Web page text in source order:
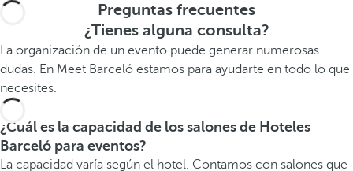
Preguntas frecuentes
¿Tienes alguna consulta?
La organización de un evento puede generar numerosas
dudas. En Meet Barceló estamos para ayudarte en todo lo que
necesites.
¿Cuál es la capacidad de los salones de Hoteles
Barceló para eventos?
La capacidad varía según el hotel. Contamos con salones que